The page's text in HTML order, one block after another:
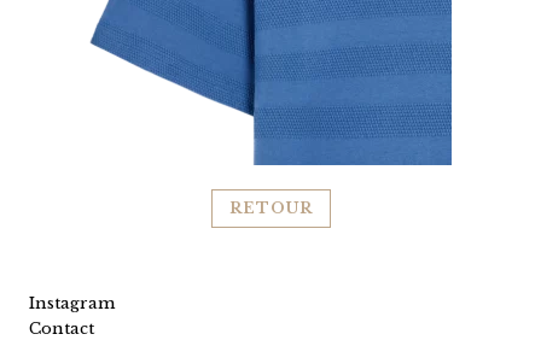
RETOUR
Instagram
Contact